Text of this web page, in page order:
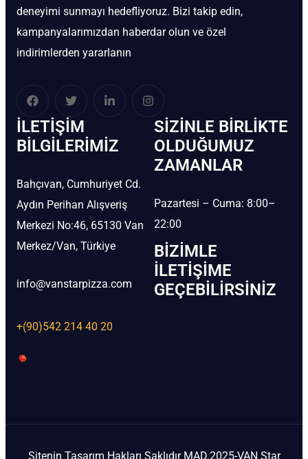
deneyimi sunmayı hedefliyoruz. Bizi takip edin,
kampanyalarımızdan haberdar olun ve özel
indirimlerden yararlanın
İLETIŞIM
BİLGILERIMIZ
Bahçıvan, Cumhuriyet Cd.
Aydın Perihan Alışveriş
Merkezi No:46, 65130 Van
Merkez/Van, Türkiye
info@vanstarpizza.com
+(90)542 214 40 20
SIZINLE BIRLIKTE
OLDUĞUMUZ
ZAMANLAR
Pazartesi – Cuma: 8:00–
22:00
BIZIMLE
İLETIŞIME
GEÇEBILIRSINIZ
Sitenin Tasarım Hakları Saklıdır MAD.2025-VAN Star